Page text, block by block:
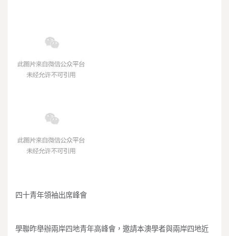
四十青年領袖出席峰會
學聯昨舉辦兩岸四地青年高峰會，邀請本澳學者與兩岸四地近